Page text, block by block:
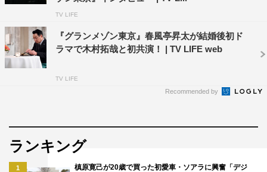
花の相方として背中を任されている役ですが、木村さんに
料理人の所作やしぐさ、手の動きなどを教えていただいた
ことが湯浅を演じるヒントにもなり、刺激的でした。
集大成の映画へと続く架け橋になる重要な要素がたくさん
ちりばめられているので、ぜひご期待ください。
人気ドラマで、ドジャースからオファーが来たような気分
でとてもうれしかったです（笑）。
TV LIFE
『グランメゾン東京』春風亭昇太が結婚後初ド
ラマで木村拓哉と初共演！ | TV LIFE web
TV LIFE
Recommended by
ランキング
1
槙原寛己が20歳で買った初愛車・ソアラに興奮「デジ